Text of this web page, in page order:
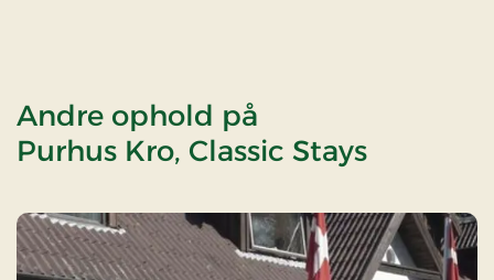
Andre ophold på
Purhus Kro, Classic Stays